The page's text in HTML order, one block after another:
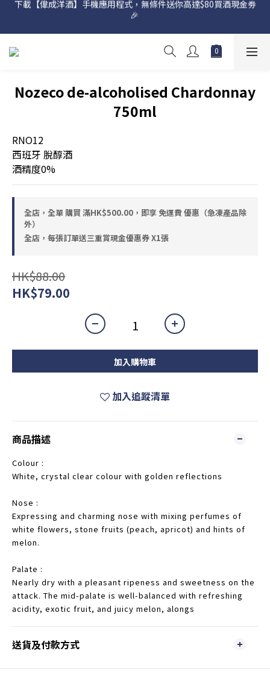
網店購滿 $500 即享免費送貨服務📦
🎉
Nozeco de-alcoholised Chardonnay
750ml
RNO12
西班牙 脫醇酒
酒精度0%
全店，全單 購買 滿HK$500.00，即享 免運費 優惠（急凍產品除
外）
全店，每張訂單送三重賞現金優惠券 X1張
HK$88.00
HK$79.00
加入購物車
加入追蹤清單
商品描述
Colour :
White, crystal clear colour with golden reflections
Nose :
Expressing and charming nose with mixing perfumes of
white flowers, stone fruits (peach, apricot) and hints of
melon.
Palate :
Nearly dry with a pleasant ripeness and sweetness on the
attack. The mid-palate is well-balanced with refreshing
acidity, exotic fruit, and juicy melon, alongs
送貨及付款方式